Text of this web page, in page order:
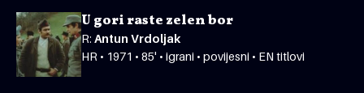
U gori raste zelen bor
R: Antun Vrdoljak
HR • 1971 • 85' • igrani • povijesni • EN titlovi